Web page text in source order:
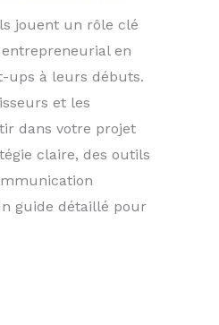
jouent un rôle clé
entrepreneurial en
ups à leurs débuts.
et les
dans votre projet
claire, des outils
guide détaillé pour